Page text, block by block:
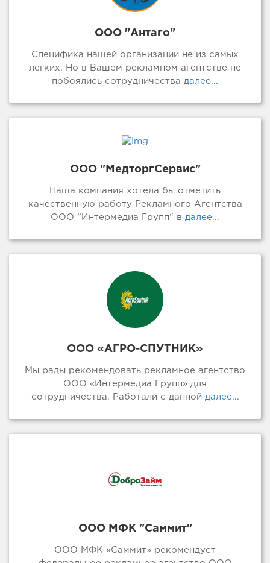
ООО "Антаго"
Специфика нашей организации не из самых
легких. Но в Вашем рекламном агентстве не
побоялись сотрудничества далее...
ООО "МедторгСервис"
Наша компания хотела бы отметить
качественную работу Рекламного Агентства
ООО ”Интермедиа Групп“ в далее...
ООО «АГРО-СПУТНИК»
Мы рады рекомендовать рекламное агентство
ООО «Интермедиа Групп» для
сотрудничества. Работали с даннойдалее...
ООО МФК "Саммит"
ООО МФК «Саммит» рекомендует